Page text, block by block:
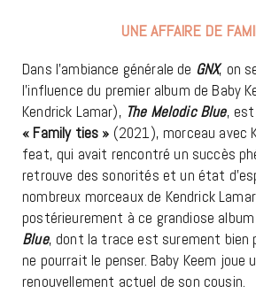
UNE AFFAIRE DE
Dans l’ambiance générale de GNX, on
l’influence du premier album de Baby
Kendrick Lamar), The Melodic Blue,
« Family ties » (2021), morceau avec
feat, qui avait rencontré un succès
retrouve des sonorités et un état
nombreux morceaux de Kendrick
postérieurement à ce grandiose album
Blue, dont la trace est surement bien
ne pourrait le penser. Baby Keem joue
renouvellement actuel de son cousin.